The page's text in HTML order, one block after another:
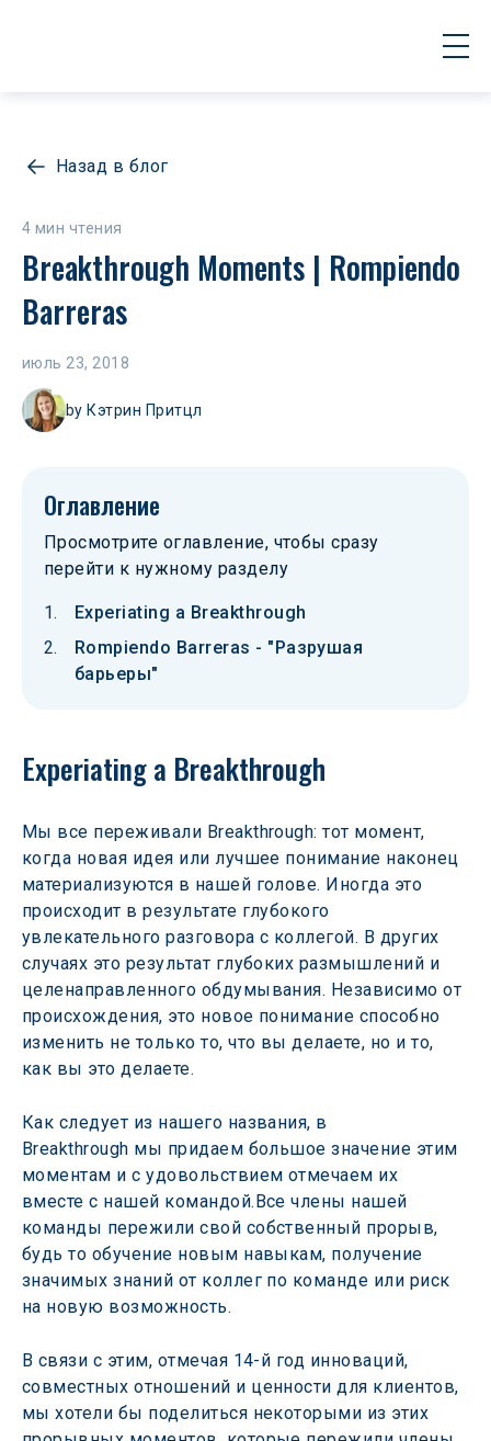
Назад в блог
4 мин чтения
Breakthrough Moments | Rompiendo
Barreras
июль 23, 2018
by Кэтрин Притцл
Оглавление
Просмотрите оглавление, чтобы сразу
перейти к нужному разделу
Experiating a Breakthrough
Rompiendo Barreras - "Разрушая
барьеры"
Experiating a Breakthrough
Мы все переживали Breakthrough: тот момент,
когда новая идея или лучшее понимание наконец
материализуются в нашей голове. Иногда это
происходит в результате глубокого
увлекательного разговора с коллегой. В других
случаях это результат глубоких размышлений и
целенаправленного обдумывания. Независимо от
происхождения, это новое понимание способно
изменить не только то, что вы делаете, но и то,
как вы это делаете.
Как следует из нашего названия, в
Breakthrough мы придаем большое значение этим
моментам и с удовольствием отмечаем их
вместе с нашей командой.Все члены нашей
команды пережили свой собственный прорыв,
будь то обучение новым навыкам, получение
значимых знаний от коллег по команде или риск
на новую возможность.
В связи с этим, отмечая 14-й год инноваций,
совместных отношений и ценности для клиентов,
мы хотели бы поделиться некоторыми из этих